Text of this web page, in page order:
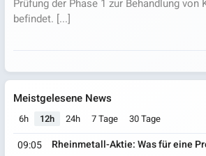
Prüfung der Phase 1 zur Behandlung von
befindet. [...]
Meistgelesene News
6h 12h 24h 7 Tage 30 Tage
09:05
Rheinmetall-Aktie: Was für eine